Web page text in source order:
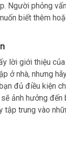
Người phỏng
biết thêm
lời giới thiệu
ở nhà, nhưng
đủ điều kiện
ảnh hưởng đến
tập trung vào